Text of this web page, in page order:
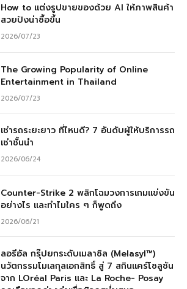
How to แต่งรูปขายของด้วย AI ให้ภาพสินค้า
สวยปังน่าซื้อขึ้น
2026/07/23
The Growing Popularity of Online
Entertainment in Thailand
2026/07/23
เช่ารถระยะยาว ที่ไหนดี? 7 อันดับผู้ให้บริการรถ
เช่าชั้นนำ
2026/06/24
Counter-Strike 2 พลิกโฉมวงการเกมแข่งขัน
อย่างไร และทำไมใคร ๆ ก็พูดถึง
2026/06/21
ลอรีอัล กรุ๊ปยกระดับเมลาซิล (Melasyl™)
นวัตกรรมโมเลกุลเอกสิทธิ์ สู่ 7 สกินแคร์โซลูชัน
จาก LOréal Paris และ La Roche- Posay